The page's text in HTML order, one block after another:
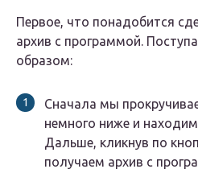
Первое, что понадобится
архив с программой.
образом:
Сначала мы
немного ниже и
Дальше, кликнув по
получаем архив с